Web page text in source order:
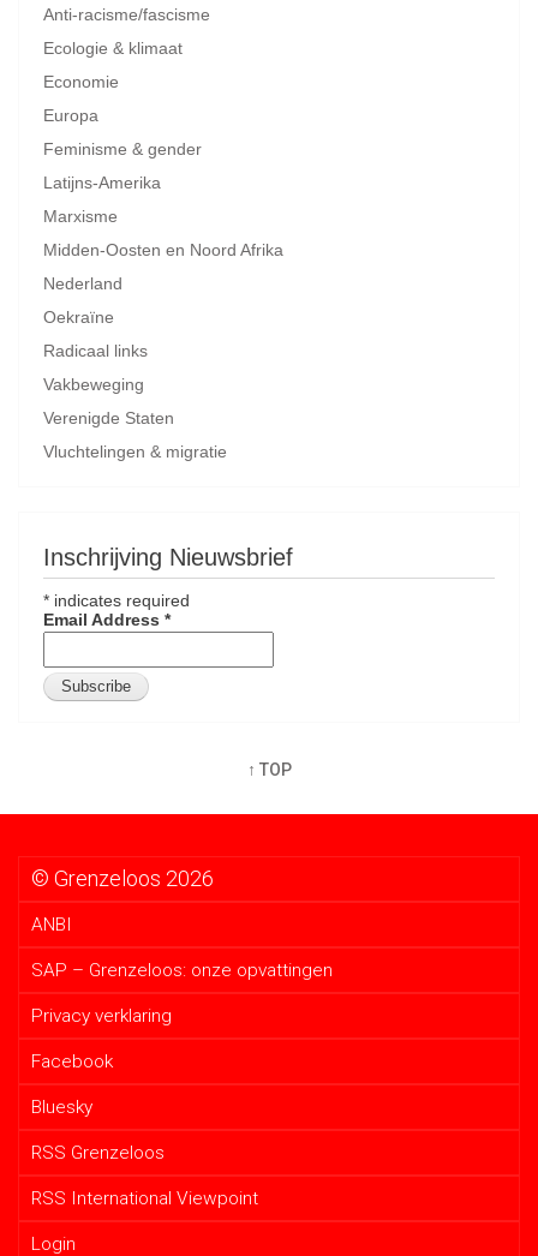
Anti-racisme/fascisme
Ecologie & klimaat
Economie
Europa
Feminisme & gender
Latijns-Amerika
Marxisme
Midden-Oosten en Noord Afrika
Nederland
Oekraïne
Radicaal links
Vakbeweging
Verenigde Staten
Vluchtelingen & migratie
Inschrijving Nieuwsbrief
* indicates required
Email Address *
↑ TOP
© Grenzeloos 2026
ANBI
SAP – Grenzeloos: onze opvattingen
Privacy verklaring
Facebook
Bluesky
RSS Grenzeloos
RSS International Viewpoint
Login